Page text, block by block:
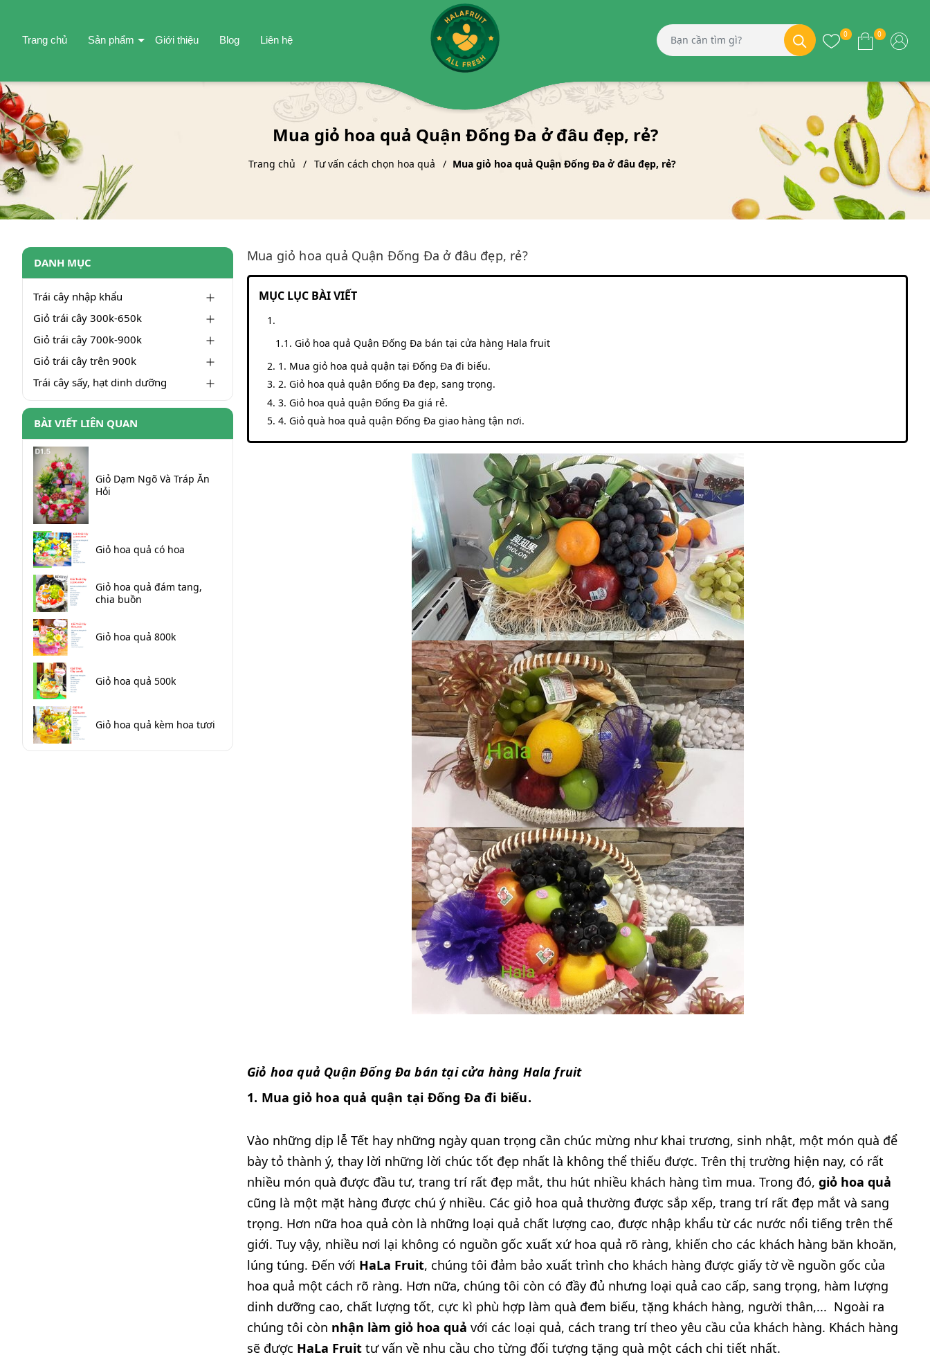
Trang chủ Sản phẩm Giới thiệu Blog Liên hệ 0 0
Mua giỏ hoa quả Quận Đống Đa ở đâu đẹp, rẻ?
Trang chủ Tư vấn cách chọn hoa quả Mua giỏ hoa quả Quận Đống Đa ở đâu đẹp, rẻ?
Mua giỏ hoa quả Quận Đống Đa ở đâu đẹp, rẻ?
MỤC LỤC BÀI VIẾT
Giỏ hoa quả Quận Đống Đa bán tại cửa hàng Hala fruit
1. Mua giỏ hoa quả quận tại Đống Đa đi biếu.
2. Giỏ hoa quả quận Đống Đa đẹp, sang trọng.
3. Giỏ hoa quả quận Đống Đa giá rẻ.
4. Giỏ quà hoa quả quận Đống Đa giao hàng tận nơi.
Giỏ hoa quả Quận Đống Đa bán tại cửa hàng Hala fruit
1. Mua giỏ hoa quả quận tại Đống Đa đi biếu.
Vào những dịp lễ Tết hay những ngày quan trọng cần chúc mừng như khai trương, sinh nhật, một món quà để
bày tỏ thành ý, thay lời những lời chúc tốt đẹp nhất là không thể thiếu được. Trên thị trường hiện nay, có rất
nhiều món quà được đầu tư, trang trí rất đẹp mắt, thu hút nhiều khách hàng tìm mua. Trong đó, giỏ hoa quả
cũng là một mặt hàng được chú ý nhiều. Các giỏ hoa quả thường được sắp xếp, trang trí rất đẹp mắt và sang
trọng. Hơn nữa hoa quả còn là những loại quả chất lượng cao, được nhập khẩu từ các nước nổi tiếng trên thế
giới. Tuy vậy, nhiều nơi lại không có nguồn gốc xuất xứ hoa quả rõ ràng, khiến cho các khách hàng băn khoăn,
lúng túng. Đến với HaLa Fruit, chúng tôi đảm bảo xuất trình cho khách hàng được giấy tờ về nguồn gốc của
hoa quả một cách rõ ràng. Hơn nữa, chúng tôi còn có đầy đủ nhưng loại quả cao cấp, sang trọng, hàm lượng
dinh dưỡng cao, chất lượng tốt, cực kì phù hợp làm quà đem biếu, tặng khách hàng, người thân,... Ngoài ra
chúng tôi còn nhận làm giỏ hoa quả với các loại quả, cách trang trí theo yêu cầu của khách hàng. Khách hàng
sẽ được HaLa Fruit tư vấn về nhu cầu cho từng đối tượng tặng quà một cách chi tiết nhất.
DANH MỤC
Trái cây nhập khẩu
Giỏ trái cây 300k-650k
Giỏ trái cây 700k-900k
Giỏ trái cây trên 900k
Trái cây sấy, hạt dinh dưỡng
BÀI VIẾT LIÊN QUAN
Giỏ Dạm Ngõ Và Tráp Ăn
Hỏi
Giỏ hoa quả có hoa
Giỏ hoa quả đám tang,
chia buồn
Giỏ hoa quả 800k
Giỏ hoa quả 500k
Giỏ hoa quả kèm hoa tươi